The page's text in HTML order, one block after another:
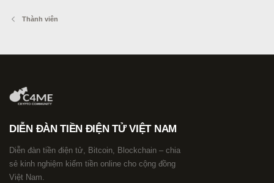
Thành viên
DIỄN ĐÀN TIỀN ĐIỆN TỬ VIỆT NAM
Diễn đàn tiền điện tử, Bitcoin, Blockchain – chia
sẻ kinh nghiệm kiếm tiền online cho cộng đồng
Việt Nam.